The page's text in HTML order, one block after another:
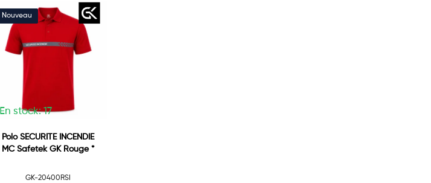
En stock: 17
Polo SECURITE INCENDIE
MC Safetek GK Rouge *
GK-20400RSI